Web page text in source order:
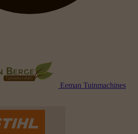
Eeman Tuinmachines